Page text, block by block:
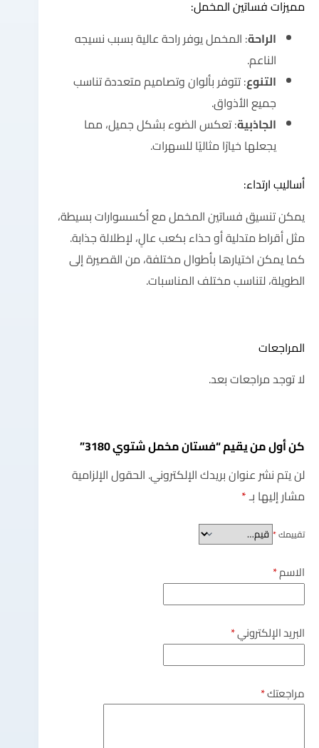
مميزات فساتين المخمل:
الراحة: المخمل يوفر راحة عالية بسبب نسيجه
الناعم.
التنوع: تتوفر بألوان وتصاميم متعددة تناسب
جميع الأذواق.
الجاذبية: تعكس الضوء بشكل جميل، مما
يجعلها خيارًا مثاليًا للسهرات.
أساليب ارتداء:
يمكن تنسيق فساتين المخمل مع أكسسوارات بسيطة،
مثل أقراط متدلية أو حذاء بكعب عالٍ، لإطلالة جذابة.
كما يمكن اختيارها بأطوال مختلفة، من القصيرة إلى
الطويلة، لتناسب مختلف المناسبات.
المراجعات
لا توجد مراجعات بعد.
كن أول من يقيم “فستان مخمل شتوي 3180”
لن يتم نشر عنوان بريدك الإلكتروني. الحقول الإلزامية
مشار إليها بـ*
تقييمك*
الاسم*
البريد الإلكتروني*
مراجعتك*